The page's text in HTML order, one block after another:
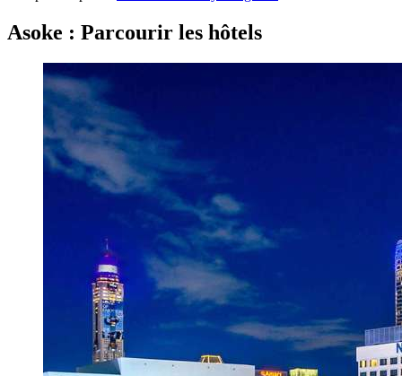
Asoke : Parcourir les hôtels